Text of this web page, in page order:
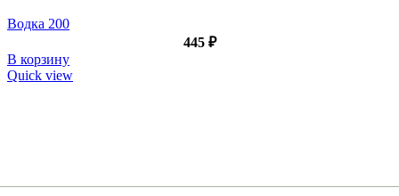
Водка 200
445 ₽
В корзину
Quick view